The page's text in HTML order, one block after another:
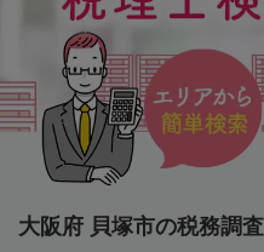
大阪府 貝塚市の税務調